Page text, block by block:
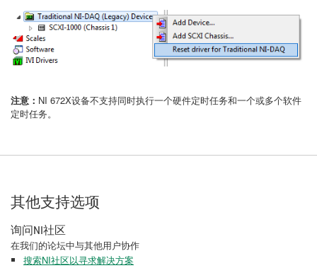
注意： NI 672X设备不支持同时执行一个硬件定时任务和一个或多个软件
定时任务。
其他支持选项
询问NI社区
在我们的论坛中与其他用户协作
搜索NI社区以寻求解决方案